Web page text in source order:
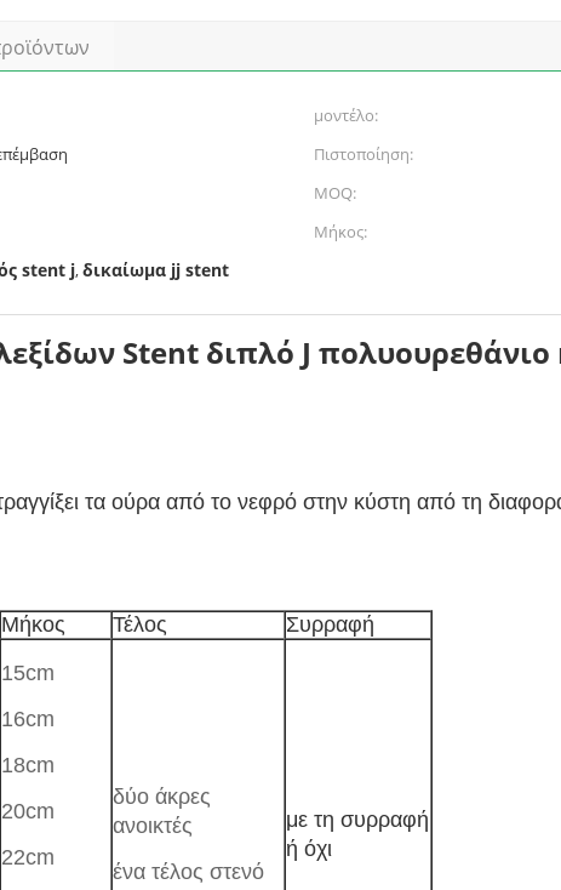
μοντέλο:
Πιστοποίηση:
MOQ:
Μήκος:
stent j,δικαίωμα jj stent
Stent διπλό J πολυουρεθάνιο
τα ούρα από το νεφρό στην κύστη από τη
Μήκος Τέλος Συρραφή
15cm
16cm
18cm
20cm
22cm
δύο άκρες
ανοικτές
ένα τέλος στενό
με τη συρραφή
ή όχι